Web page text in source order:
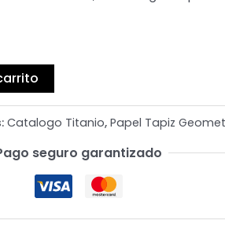
Catalogo Titanio, Papel Tapiz
seguro garantizado